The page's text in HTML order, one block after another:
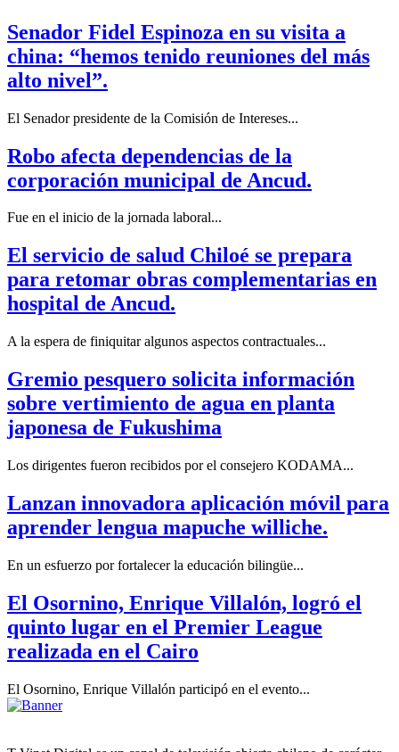
Senador Fidel Espinoza en su visita a
china: “hemos tenido reuniones del más
alto nivel”.
El Senador presidente de la Comisión de Intereses...
Robo afecta dependencias de la
corporación municipal de Ancud.
Fue en el inicio de la jornada laboral...
El servicio de salud Chiloé se prepara
para retomar obras complementarias en
hospital de Ancud.
A la espera de finiquitar algunos aspectos contractuales...
Gremio pesquero solicita información
sobre vertimiento de agua en planta
japonesa de Fukushima
Los dirigentes fueron recibidos por el consejero KODAMA...
Lanzan innovadora aplicación móvil para
aprender lengua mapuche williche.
En un esfuerzo por fortalecer la educación bilingüe...
El Osornino, Enrique Villalón, logró el
quinto lugar en el Premier League
realizada en el Cairo
El Osornino, Enrique Villalón participó en el evento...